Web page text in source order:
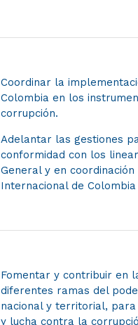
Coordinar la
Colombia en los
corrupción.
Adelantar las gestiones
conformidad con los
General y en
Internacional de Colombia
Fomentar y contribuir en
diferentes ramas del
nacional y territorial,
y lucha contra la